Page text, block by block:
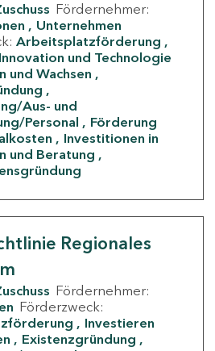
Fördernehmer:
Unternehmen
Arbeitsplatzförderung
und Technologie
und Wachsen
Aus- und
Personal
Förderung
Investitionen in
und Beratung
Regionales
Fördernehmer:
Förderzweck:
Investieren
Existenzgründung